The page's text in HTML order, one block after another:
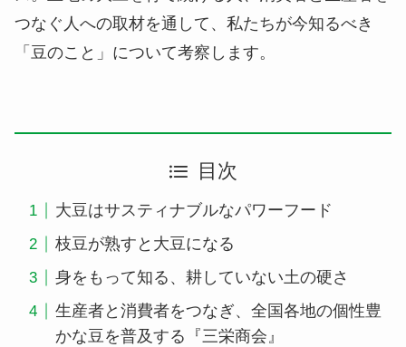
つなぐ人への取材を通して、私たちが今知るべき
「豆のこと」について考察します。
目次
大豆はサスティナブルなパワーフード
枝豆が熟すと大豆になる
身をもって知る、耕していない土の硬さ
生産者と消費者をつなぎ、全国各地の個性豊
かな豆を普及する『三栄商会』